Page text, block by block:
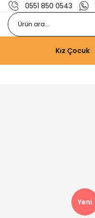
0551 850 0543
Kız Çocuk
Yeni